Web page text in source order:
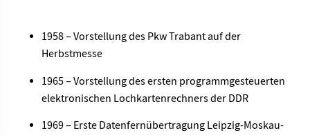
1958 – Vorstellung des Pkw Trabant auf der
Herbstmesse
1965 – Vorstellung des ersten programmgesteuerten
elektronischen Lochkartenrechners der DDR
1969 – Erste Datenfernübertragung Leipzig-Moskau-